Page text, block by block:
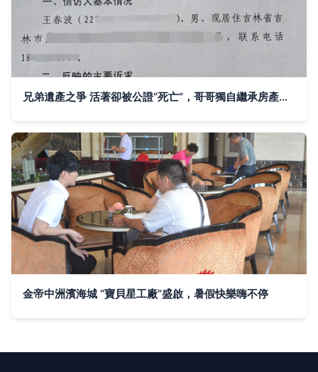
兄弟遺產之爭 活著卻被公證“死亡”，哥哥獨自繼承房產背后的法律迷霧
金帝中洲濱海城 “寶貝星工廠”盛啟，暑假快樂嗨不停